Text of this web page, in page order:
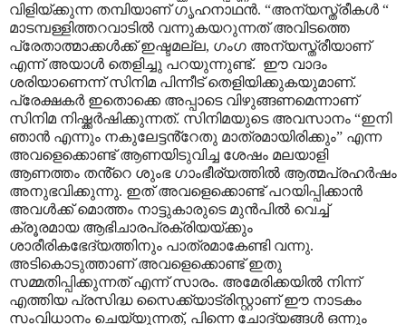
വിളിയ്ക്കുന്ന തമ്പിയാണ് ഗൃഹനാഥൻ. “അന്യസ്ത്രീകൾ “
മാടമ്പള്ളിത്തറവാടിൽ വന്നുകയറുന്നത് അവിടത്തെ
പ്രേതാത്മാക്കൾക്ക് ഇഷ്ടമല്ല, ഗംഗ അന്യസ്ത്രീയാണ്
എന്ന് അയാൾ തെളിച്ചു പറയുന്നുണ്ട്. ഈ വാദം
ശരിയാണെന്ന് സിനിമ പിന്നീട് തെളിയിക്കുകയുമാണ്.
പ്രേക്ഷകർ ഇതൊക്കെ അപ്പാടെ വിഴുങ്ങണമെന്നാണ്
സിനിമ നിഷ്ക്കർഷിക്കുന്നത്. സിനിമയുടെ അവസാനം “ഇനി
ഞാൻ എന്നും നകുലേട്ടൻ്റേതു മാത്രമായിരിക്കും” എന്ന
അവളെക്കൊണ്ട് ആണയിടുവിച്ച ശേഷം മലയാളി
ആണത്തം തൻ്റെ ശുംഭ ഗാംഭീര്യത്തിൽ ആത്മപ്രഹർഷം
അനുഭവിക്കുന്നു. ഇത് അവളെക്കൊണ്ട് പറയിപ്പിക്കാൻ
അവൾക്ക് മൊത്തം നാട്ടുകാരുടെ മുൻപിൽ വെച്ച്
ക്രൂരമായ ആഭിചാരപ്രക്രിയയ്ക്കും
ശാരീരികഭേദ്യത്തിനും പാത്രമാകേണ്ടി വന്നു.
അടികൊടുത്താണ് അവളെക്കൊണ്ട് ഇതു
സമ്മതിപ്പിക്കുന്നത് എന്ന് സാരം. അമേരിക്കയിൽ നിന്ന്
എത്തിയ പ്രസിദ്ധ സൈക്ക്യാട്രിസ്റ്റാണ് ഈ നാടകം
സംവിധാനം ചെയ്യുന്നത്, പിന്നെ ചോദ്യങ്ങൾ ഒന്നും